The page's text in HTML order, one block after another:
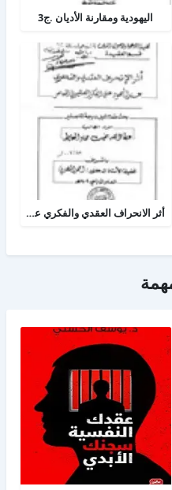
اليهودية ومقارنة الأديان .ج3
أثر الانحراف العقدي والفكري عند اليهود على الفكر الصهيوني المعاصر